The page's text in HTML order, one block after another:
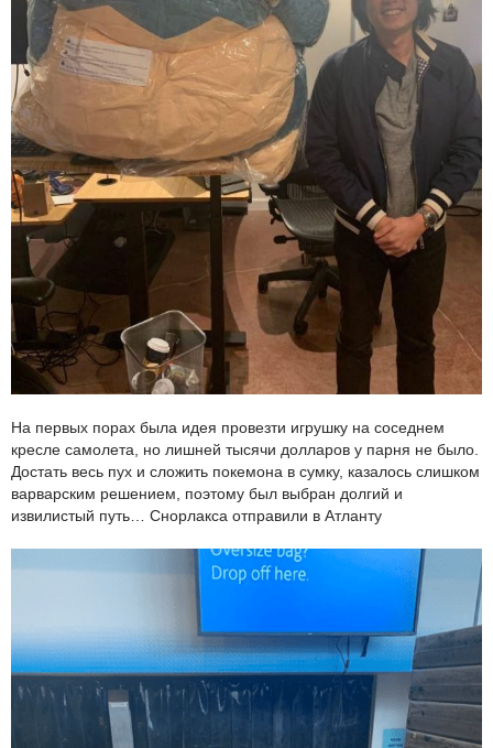
На первых порах была идея провезти игрушку на соседнем
кресле самолета, но лишней тысячи долларов у парня не было.
Достать весь пух и сложить покемона в сумку, казалось слишком
варварским решением, поэтому был выбран долгий и
извилистый путь… Снорлакса отправили в Атланту